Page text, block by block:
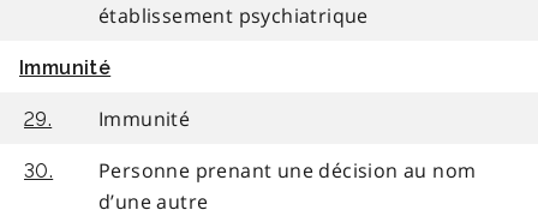
établissement psychiatrique
Immunité
29. Immunité
30.
Personne prenant une décision au nom
d’une autre